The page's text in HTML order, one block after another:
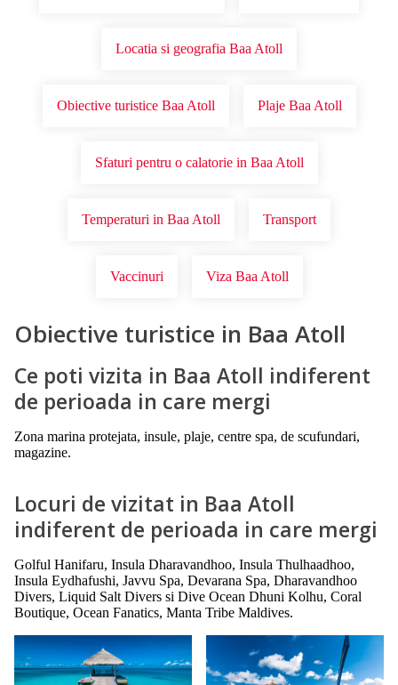
Locatia si geografia Baa Atoll
Obiective turistice Baa Atoll Plaje Baa Atoll
Sfaturi pentru o calatorie in Baa Atoll
Temperaturi in Baa Atoll Transport
Vaccinuri Viza Baa Atoll
Obiective turistice in Baa Atoll
Ce poti vizita in Baa Atoll indiferent
de perioada in care mergi
Zona marina protejata, insule, plaje, centre spa, de scufundari,
magazine.
Locuri de vizitat in Baa Atoll
indiferent de perioada in care mergi
Golful Hanifaru, Insula Dharavandhoo, Insula Thulhaadhoo,
Insula Eydhafushi, Javvu Spa, Devarana Spa, Dharavandhoo
Divers, Liquid Salt Divers si Dive Ocean Dhuni Kolhu, Coral
Boutique, Ocean Fanatics, Manta Tribe Maldives.